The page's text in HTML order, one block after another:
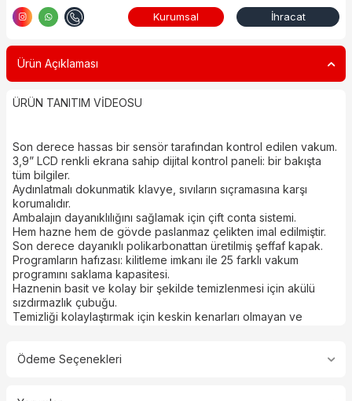
Kurumsal İhracat
Ürün Açıklaması
ÜRÜN TANITIM VİDEOSU
Son derece hassas bir sensör tarafından kontrol edilen vakum.
3,9” LCD renkli ekrana sahip dijital kontrol paneli: bir bakışta
tüm bilgiler.
Aydınlatmalı dokunmatik klavye, sıvıların sıçramasına karşı
korumalıdır.
Ambalajın dayanıklılığını sağlamak için çift conta sistemi.
Hem hazne hem de gövde paslanmaz çelikten imal edilmiştir.
Son derece dayanıklı polikarbonattan üretilmiş şeffaf kapak.
Programların hafızası: kilitleme imkanı ile 25 farklı vakum
programını saklama kapasitesi.
Haznenin basit ve kolay bir şekilde temizlenmesi için akülü
sızdırmazlık çubuğu.
Temizliği kolaylaştırmak için keskin kenarları olmayan ve
Pompayı kurutmak için kuru yağ programı.
Ödeme Seçenekleri